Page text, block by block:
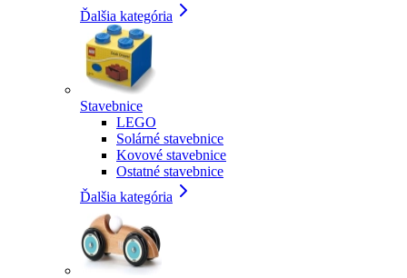
Ďalšia kategória
Stavebnice
LEGO
Solárné stavebnice
Kovové stavebnice
Ostatné stavebnice
Ďalšia kategória